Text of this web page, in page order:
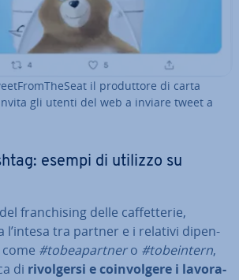
il pro­dut­to­re di carta
gli utenti del web a inviare tweet a
esempi di utilizzo su
fran­chi­sing delle caf­fet­te­rie,
l’intesa tra partner e i relativi di­pen­
#to­bea­part­nero #to­bein­tern,
di ri­vol­ger­si e coin­vol­ge­re i la­vo­ra­